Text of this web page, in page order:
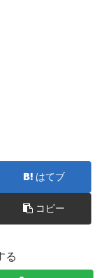
はてブ
コピー
る